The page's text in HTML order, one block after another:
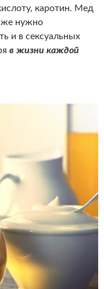
каротин. Мед
нужно
и в сексуальных
в жизни каждой